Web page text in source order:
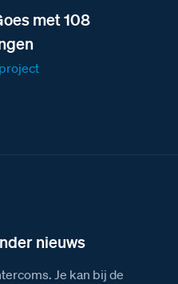
Centrale
met 108
nieuws
Je kan bij de